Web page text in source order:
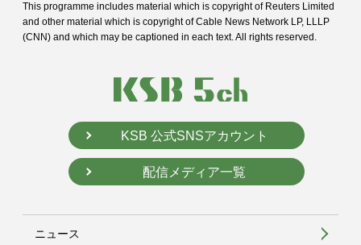
This programme includes material which is copyright of Reuters Limited
and other material which is copyright of Cable News Network LP, LLLP
(CNN) and which may be captioned in each text. All rights reserved.
KSB 公式SNSアカウント
配信メディア一覧
ニュース